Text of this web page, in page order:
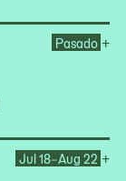
Pasado +
Jul 18–Aug 22 +